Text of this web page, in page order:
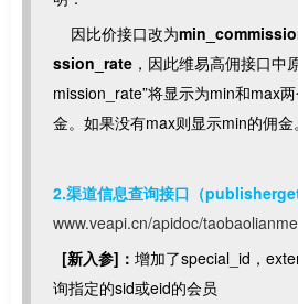
因比价接口改为
ssion_rate ，因此维易高佣接口中
mission_rate”将显示为min和max
金。如果没有max则显示min的佣金。
2.渠道信息查询接口 （publisherget
www.veapi.cn/apidoc/
[新入参]： 增加了special_id，
询指定的sid或eid的会员